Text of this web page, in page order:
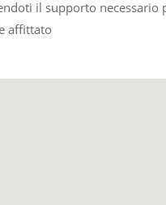
il supporto necessario
affittato